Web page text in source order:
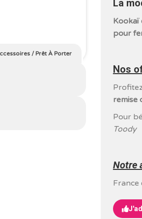
/Prêt À Porter
La
Kookaï
pour
Nos
remise
Pour
Toody
Notre
France